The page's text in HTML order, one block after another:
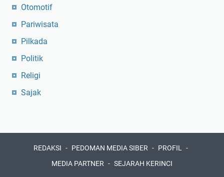
Otomotif
Pariwisata
Pilkada
Politik
Religi
Sajak
REDAKSI PEDOMAN MEDIA SIBER
PROFIL
MEDIA PARTNER
SEJARAH KERINCI